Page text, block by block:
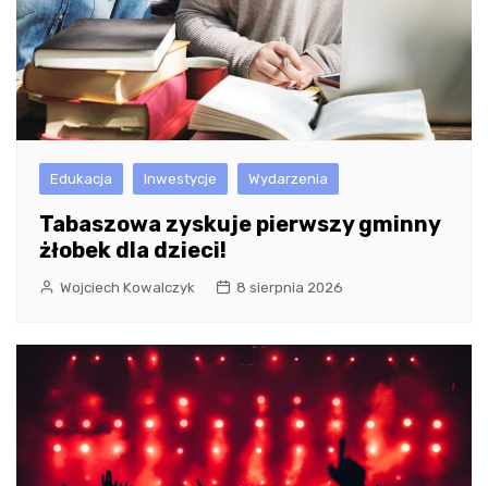
Edukacja Inwestycje Wydarzenia
Tabaszowa zyskuje pierwszy gminny
żłobek dla dzieci!
Wojciech Kowalczyk 8 sierpnia 2026